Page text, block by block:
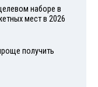
наборе в
мест в 2026
получить